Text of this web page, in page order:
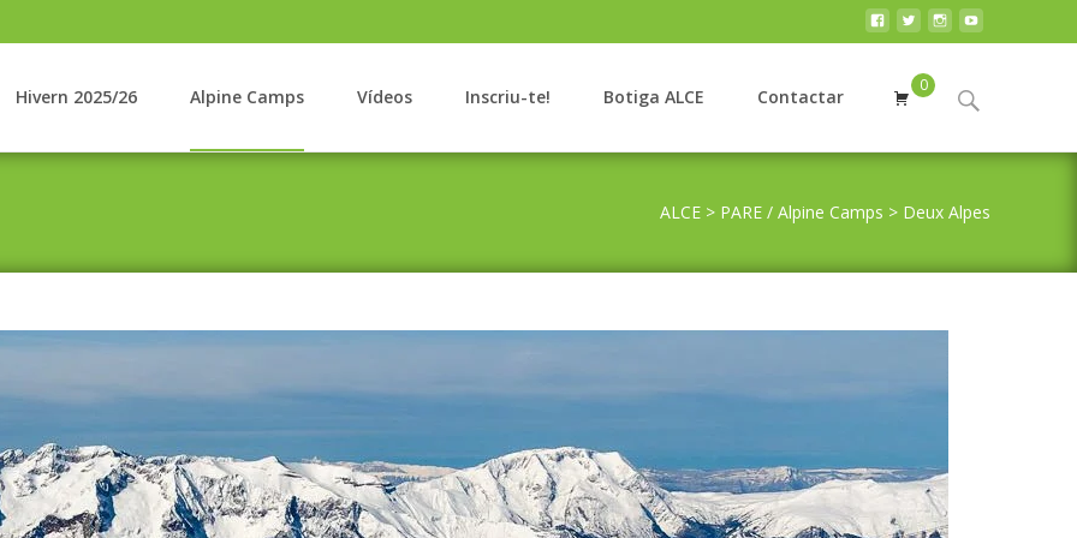
Hivern 2025/26 Alpine Camps Vídeos Inscriu-te! Botiga ALCE Contactar
0
Search
ALCE > PARE / Alpine Camps > Deux Alpes